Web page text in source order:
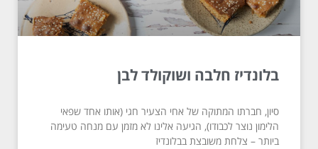
בלונדיז חלבה ושוקולד לבן
סיון, חברתו המתוקה של אחי הצעיר חגי (אותו אחד שפאי
הלימון נוצר לכבודו), הגיעה אלינו לא מזמן עם מנחה טעימה
ביותר – צלחת משובצת בבלונדיז